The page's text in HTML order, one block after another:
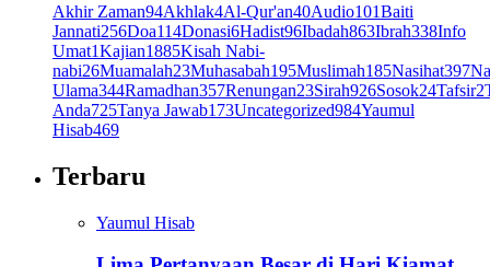
Akhir Zaman94Akhlak4Al-Qur'an40Audio101Baiti
Jannati256Doa114Donasi6Hadist96Ibadah863Ibrah338Info
Umat1Kajian1885Kisah Nabi-
nabi26Muamalah23Muhasabah195Muslimah185Nasihat397
Ulama344Ramadhan357Renungan23Sirah926Sosok24Tafsir2
Anda725Tanya Jawab173Uncategorized984Yaumul
Hisab469
Terbaru
Yaumul Hisab